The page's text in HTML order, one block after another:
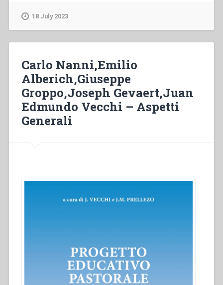
para
una
ciudadanía
responsable
en
18 July 2023
Carlo Nanni,Emilio
Alberich,Giuseppe
Groppo,Joseph Gevaert,Juan
Edmundo Vecchi – Aspetti
Generali